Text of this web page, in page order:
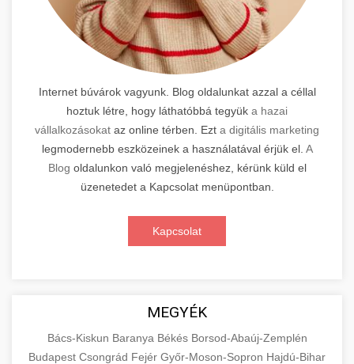
Internet búvárok vagyunk. Blog oldalunkat azzal a céllal
hoztuk létre, hogy láthatóbbá tegyük a hazai
vállalkozásokat az online térben. Ezt a digitális marketing
legmodernebb eszközeinek a használatával érjük el. A
Blog oldalunkon való megjelenéshez, kérünk küld el
üzenetedet a Kapcsolat menüpontban.
Kapcsolat
MEGYÉK
Bács-Kiskun Baranya Békés Borsod-Abaúj-Zemplén
Budapest Csongrád Fejér Győr-Moson-Sopron Hajdú-Bihar